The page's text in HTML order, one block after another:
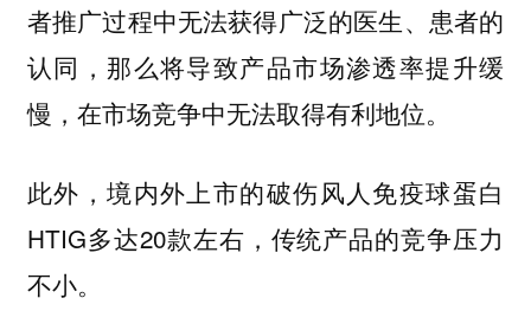
者推广过程中无法获得广泛的医生、患者的
认同，那么将导致产品市场渗透率提升缓
慢，在市场竞争中无法取得有利地位。
此外，境内外上市的破伤风人免疫球蛋白
HTIG多达20款左右， 传统产品的竞争压力
不小。